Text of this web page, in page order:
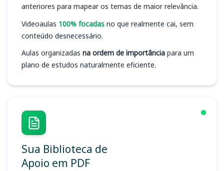
anteriores para mapear os temas de maior relevância.
Videoaulas 100% focadas no que realmente cai, sem
conteúdo desnecessário.
Aulas organizadas na ordem de importância para um
plano de estudos naturalmente eficiente.
Sua Biblioteca de
Apoio em PDF